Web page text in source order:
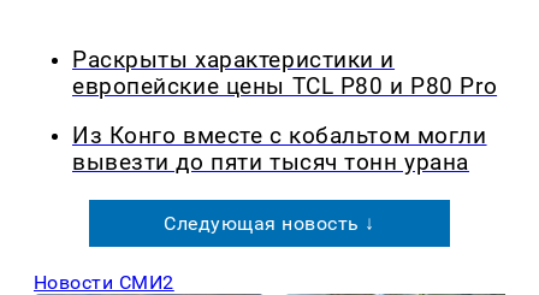
Раскрыты характеристики и
европейские цены TCL P80 и P80 Pro
Из Конго вместе с кобальтом могли
вывезти до пяти тысяч тонн урана
Следующая новость ↓
Новости СМИ2